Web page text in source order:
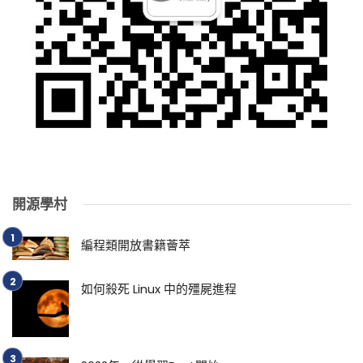
開源學村
編程類開放書籍薈萃
如何殺死 Linux 中的殭屍進程